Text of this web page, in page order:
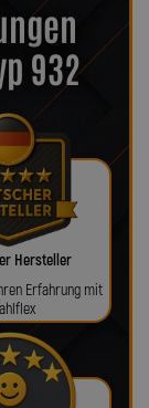
932
Hersteller
Erfahrung mit